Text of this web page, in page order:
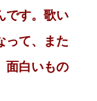
です。歌い
って、また
面白いもの